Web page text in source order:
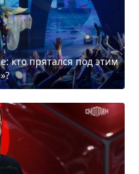
кто прятался под этим